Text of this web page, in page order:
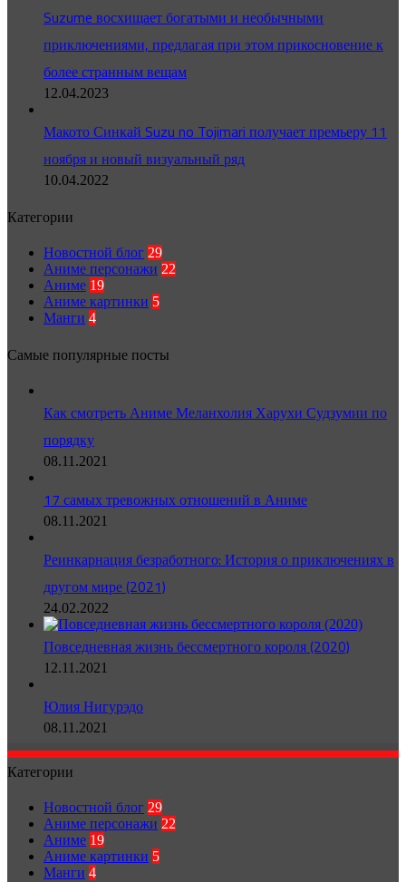
Suzume восхищает богатыми и необычными
приключениями, предлагая при этом прикосновение к
более странным вещам
12.04.2023
Макото Синкай Suzu no Tojimari получает премьеру 11
ноября и новый визуальный ряд
10.04.2022
Категории
Новостной блог 29
Аниме персонажи 22
Аниме 19
Аниме картинки 5
Манги 4
Самые популярные посты
Как смотреть Аниме Меланхолия Харухи Судзумии по
порядку
08.11.2021
17 самых тревожных отношений в Аниме
08.11.2021
Реинкарнация безработного: История о приключениях в
другом мире (2021)
24.02.2022
Повседневная жизнь бессмертного короля (2020)
12.11.2021
Юлия Нигурэдо
08.11.2021
Категории
Новостной блог 29
Аниме персонажи 22
Аниме 19
Аниме картинки 5
Манги 4